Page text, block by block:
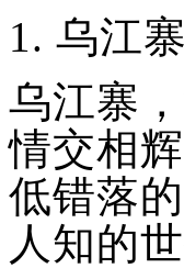
1. 乌江寨
乌江寨
情交相
低错落
人知的